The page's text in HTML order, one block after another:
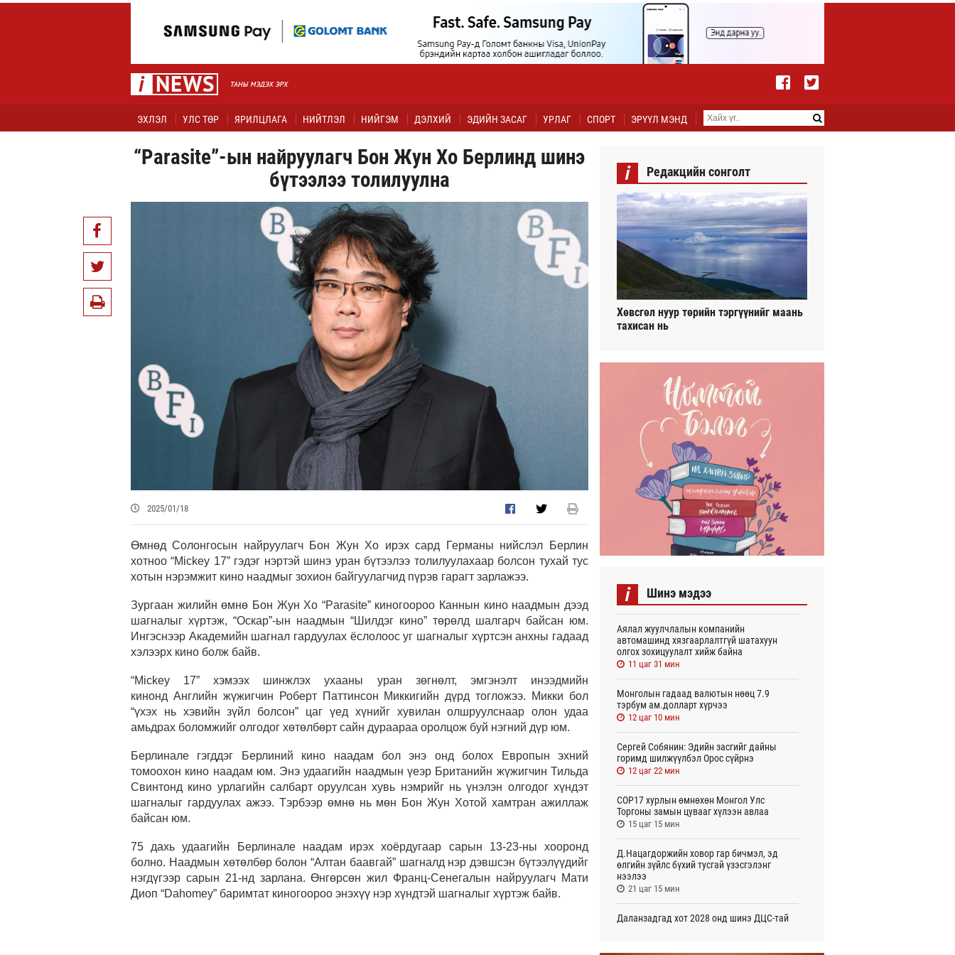
ЭХЛЭЛ УЛС ТӨР ЯРИЛЦЛАГА НИЙТЛЭЛ НИЙГЭМ ДЭЛХИЙ ЭДИЙН ЗАСАГ УРЛАГ СПОРТ ЭРҮҮЛ МЭНД
“Parasite”-ын найруулагч Бон Жун Хо Берлинд шинэ
бүтээлээ толилуулна
2025/01/18
Өмнөд Солонгосын найруулагч Бон Жун Хо ирэх сард Германы нийслэл Берлин
хотноо “Mickey 17” гэдэг нэртэй шинэ уран бүтээлээ толилуулахаар болсон тухай тус
хотын нэрэмжит кино наадмыг зохион байгуулагчид пүрэв гарагт зарлажээ.
Зургаан жилийн өмнө Бон Жун Хо “Parasite” киногоороо Каннын кино наадмын дээд
шагналыг хүртэж, “Оскар”-ын наадмын “Шилдэг кино” төрөлд шалгарч байсан юм.
Ингэснээр Академийн шагнал гардуулах ёслолоос уг шагналыг хүртсэн анхны гадаад
хэлээрх кино болж байв.
“Mickey 17” хэмээх шинжлэх ухааны уран зөгнөлт, эмгэнэлт инээдмийн
кинонд Английн жүжигчин Роберт Паттинсон Миккигийн дүрд тогложээ. Микки бол
“үхэх нь хэвийн зүйл болсон” цаг үед хүнийг хувилан олшруулснаар олон удаа
амьдрах боломжийг олгодог хөтөлбөрт сайн дураараа оролцож буй нэгний дүр юм.
Берлинале гэгддэг Берлиний кино наадам бол энэ онд болох Европын эхний
томоохон кино наадам юм. Энэ удаагийн наадмын үеэр Британийн жүжигчин Тильда
Свинтонд кино урлагийн салбарт оруулсан хувь нэмрийг нь үнэлэн олгодог хүндэт
шагналыг гардуулах ажээ. Тэрбээр өмнө нь мөн Бон Жун Хотой хамтран ажиллаж
байсан юм.
75 дахь удаагийн Берлинале наадам ирэх хоёрдугаар сарын 13-23-ны хооронд
болно. Наадмын хөтөлбөр болон “Алтан баавгай” шагналд нэр дэвшсэн бүтээлүүдийг
нэгдүгээр сарын 21-нд зарлана. Өнгөрсөн жил Франц-Сенегалын найруулагч Мати
Диоп “Dahomey” баримтат киногоороо энэхүү нэр хүндтэй шагналыг хүртэж байв.
i Редакцийн сонголт
Хөвсгөл нуур төрийн тэргүүнийг маань
тахисан нь
i Шинэ мэдээ
Аялал жуулчлалын компанийн
автомашинд хязгаарлалтгүй шатахуун
олгох зохицуулалт хийж байна
11 цаг 31 мин
Монголын гадаад валютын нөөц 7.9
тэрбум ам.долларт хүрчээ
12 цаг 10 мин
Сергей Собянин: Эдийн засгийг дайны
горимд шилжүүлбэл Орос сүйрнэ
12 цаг 22 мин
COP17 хурлын өмнөхөн Монгол Улс
Торгоны замын цувааг хүлээн авлаа
15 цаг 15 мин
Д.Нацагдоржийн ховор гар бичмэл, эд
өлгийн зүйлс бүхий тусгай үзэсгэлэнг
нээлээ
21 цаг 15 мин
Даланзадгад хот 2028 онд шинэ ДЦС-тай